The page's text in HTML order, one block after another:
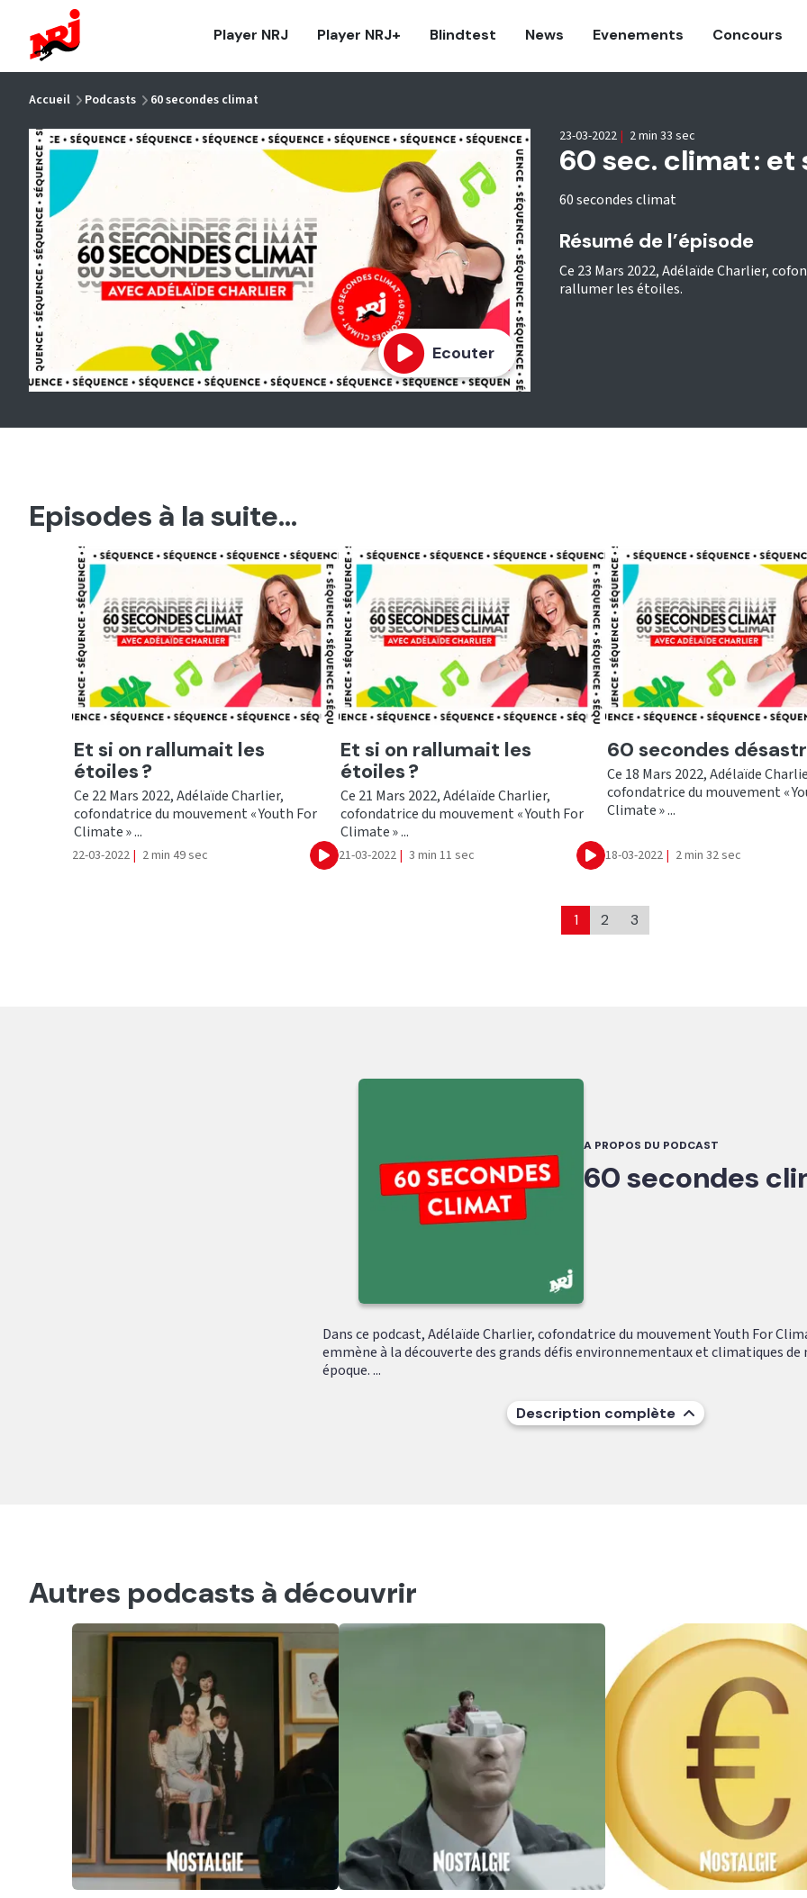
Player NRJ Player NRJ+ Blindtest News Evenements Concours
Accueil Podcasts 60 secondes climat
Ecouter
60 sec. climat : et
60 secondes climat
23-03-2022 | 2 min 33 sec
Résumé de l’épisode
Ce 23 Mars 2022, Adélaïde Charlier,
rallumer les étoiles.
Episodes à la suite...
Ecouter
Et si on rallumait les
étoiles ?
Ce 22 Mars 2022, Adélaïde Charlier,
cofondatrice du mouvement « Youth For
Climate » ...
22-03-2022 | 2 min 49 sec Ecouter
Ecouter
Et si on rallumait les
étoiles ?
Ce 21 Mars 2022, Adélaïde Charlier,
cofondatrice du mouvement « Youth For
Climate » ...
21-03-2022 | 3 min 11 sec Ecouter
Ecouter
60 secondes
Ce 18 Mars 2022, Adélaïde
cofondatrice du mouvement «
Climate » ...
18-03-2022 | 2 min 32 sec
1 2 3
A PROPOS DU PODCAST
60 secondes
Dans ce podcast, Adélaïde Charlier, cofondatrice du mouvement Youth For
emmène à la découverte des grands défis environnementaux et climatiques de
époque. ...
Description complète
Autres podcasts à découvrir